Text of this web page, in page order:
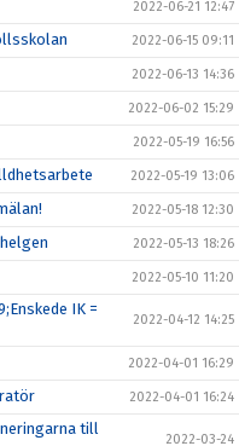
2022-06-21 12:47
2022-06-15 09:11
2022-06-13 14:36
2022-06-02 15:29
2022-05-19 16:56
2022-05-19 13:06
2022-05-18 12:30
2022-05-13 18:26
2022-05-10 11:20
IK =
2022-04-12 14:25
2022-04-01 16:29
2022-04-01 16:24
till
2022-03-24